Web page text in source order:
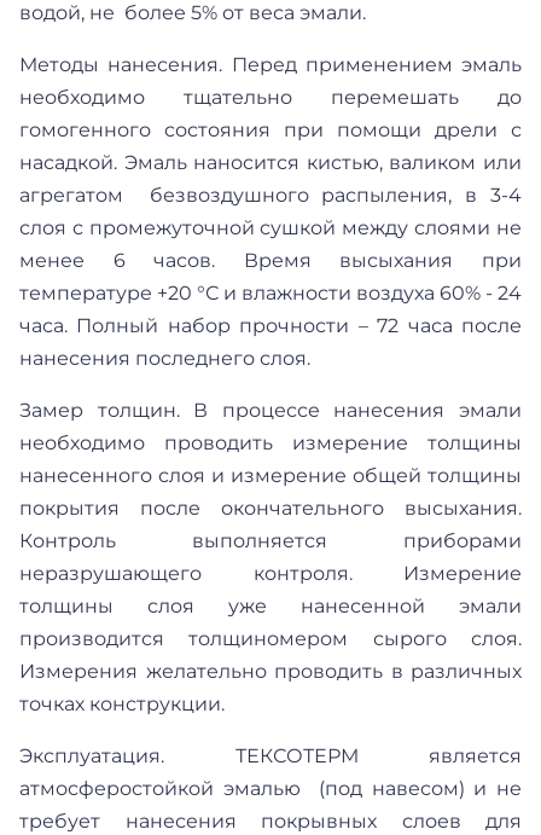
водой, не более 5% от веса эмали.
Методы нанесения. Перед применением эмаль
необходимо тщательно перемешать до
гомогенного состояния при помощи дрели с
насадкой. Эмаль наносится кистью, валиком или
агрегатом безвоздушного распыления, в 3-4
слоя с промежуточной сушкой между слоями не
менее 6 часов. Время высыхания при
температуре +20 °С и влажности воздуха 60% - 24
часа. Полный набор прочности – 72 часа после
нанесения последнего слоя.
Замер толщин. В процессе нанесения эмали
необходимо проводить измерение толщины
нанесенного слоя и измерение общей толщины
покрытия после окончательного высыхания.
Контроль выполняется приборами
неразрушающего контроля. Измерение
толщины слоя уже нанесенной эмали
производится толщиномером сырого слоя.
Измерения желательно проводить в различных
точках конструкции.
Эксплуатация. ТЕКСОТЕРМ является
атмосферостойкой эмалью (под навесом) и не
требует нанесения покрывных слоев для